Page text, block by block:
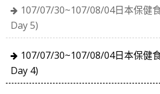
107/07/30~107/08/04日本保健
Day 5)
107/07/30~107/08/04日本保健
Day 4)